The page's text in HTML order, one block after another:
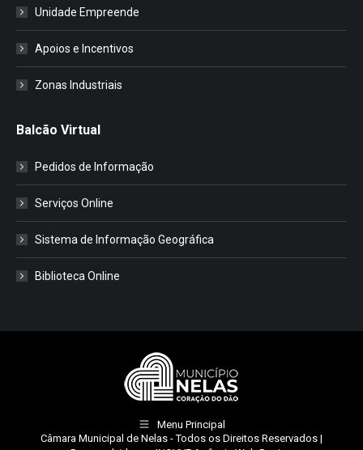
Unidade Empreende
Apoios e Incentivos
Zonas Industriais
Balcão Virtual
Pedidos de Informação
Serviços Online
Sistema de Informação Geográfica
Biblioteca Online
Menu Principal
Câmara Municipal de Nelas - Todos os Direitos Reservados |